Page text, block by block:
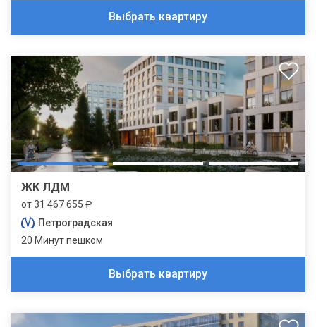
Выбрать квартиру
ЖК ЛДМ
от 31 467 655 ₽
Петроградская
20 Минут пешком
Выбрать квартиру